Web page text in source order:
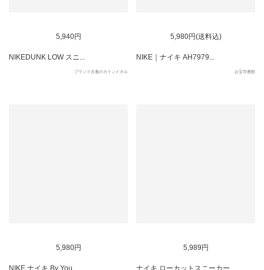
5,940円
NIKEDUNK LOW スニ...
ブランド古着のカインドオル
5,980円(送料込)
NIKE｜ナイキ AH7979...
お宝市番館
5,980円
NIKE ナイキ By You...
5,989円
ナイキ ローカットスニーカー...